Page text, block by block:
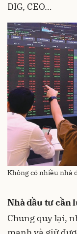
DIG, CEO…
Không có nhiều nhà
Nhà đầu tư cần
Chung quy lại,